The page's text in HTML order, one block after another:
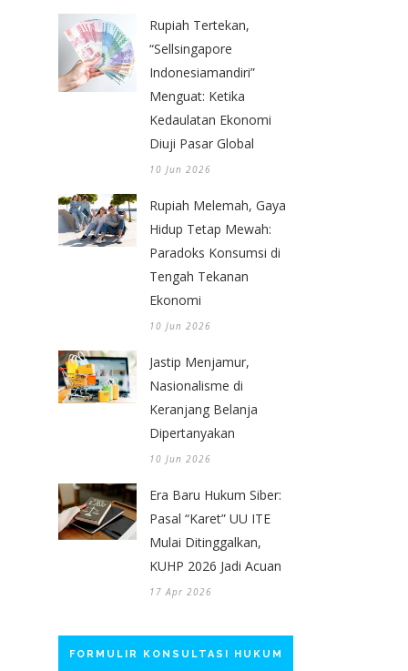
Rupiah Tertekan,
“Sellsingapore
Indonesiamandiri”
Menguat: Ketika
Kedaulatan Ekonomi
Diuji Pasar Global
10 Jun 2026
Rupiah Melemah, Gaya
Hidup Tetap Mewah:
Paradoks Konsumsi di
Tengah Tekanan
Ekonomi
10 Jun 2026
Jastip Menjamur,
Nasionalisme di
Keranjang Belanja
Dipertanyakan
10 Jun 2026
Era Baru Hukum Siber:
Pasal “Karet” UU ITE
Mulai Ditinggalkan,
KUHP 2026 Jadi Acuan
17 Apr 2026
FORMULIR KONSULTASI HUKUM